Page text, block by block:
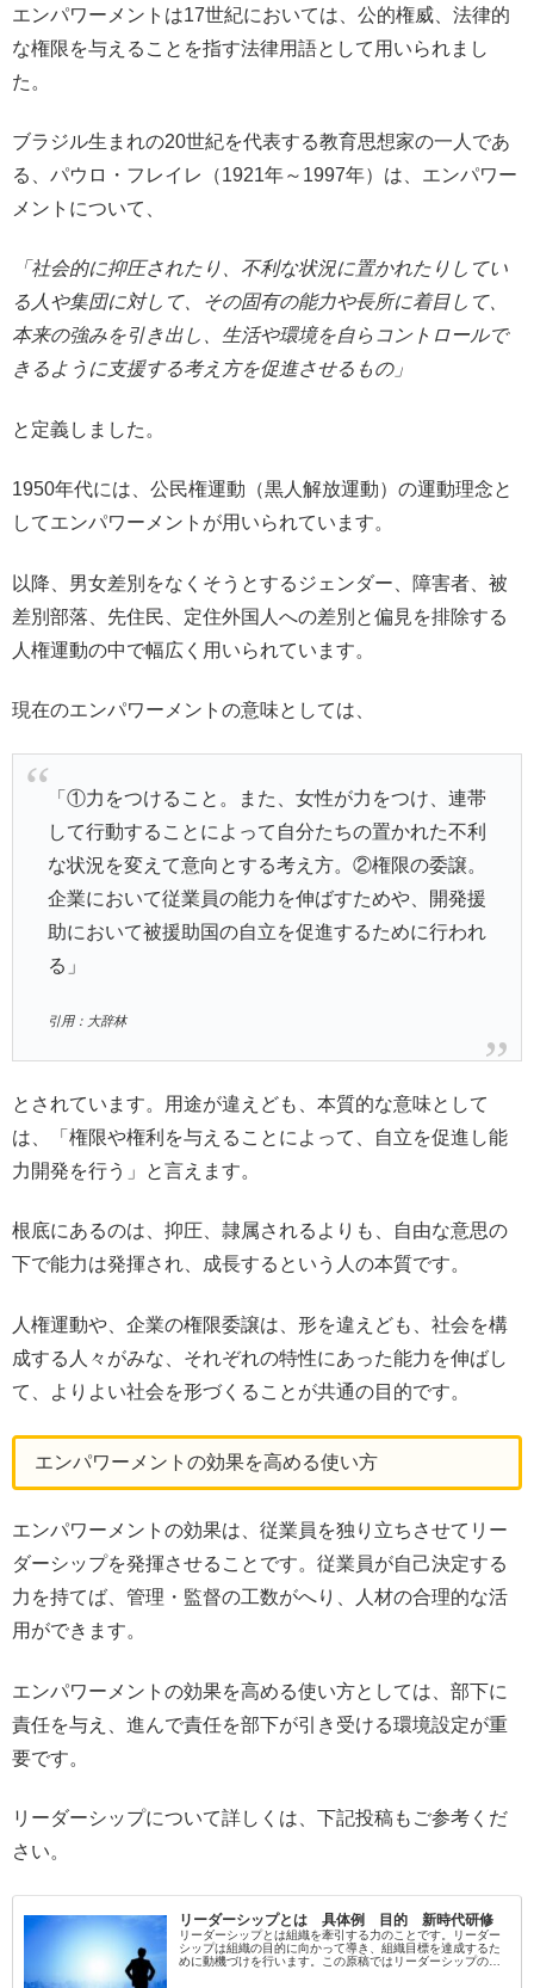
エンパワーメントは17世紀においては、公的権威、法律的
な権限を与えることを指す法律用語として用いられまし
た。
ブラジル生まれの20世紀を代表する教育思想家の一人であ
る、パウロ・フレイレ（1921年～1997年）は、エンパワー
メントについて、
「社会的に抑圧されたり、不利な状況に置かれたりしてい
る人や集団に対して、その固有の能力や長所に着目して、
本来の強みを引き出し、生活や環境を自らコントロールで
きるように支援する考え方を促進させるもの」
と定義しました。
1950年代には、公民権運動（黒人解放運動）の運動理念と
してエンパワーメントが用いられています。
以降、男女差別をなくそうとするジェンダー、障害者、被
差別部落、先住民、定住外国人への差別と偏見を排除する
人権運動の中で幅広く用いられています。
現在のエンパワーメントの意味としては、
「①力をつけること。また、女性が力をつけ、連帯
して行動することによって自分たちの置かれた不利
な状況を変えて意向とする考え方。②権限の委譲。
企業において従業員の能力を伸ばすためや、開発援
助において被援助国の自立を促進するために行われ
る」
引用：大辞林
とされています。用途が違えども、本質的な意味として
は、「権限や権利を与えることによって、自立を促進し能
力開発を行う」と言えます。
根底にあるのは、抑圧、隷属されるよりも、自由な意思の
下で能力は発揮され、成長するという人の本質です。
人権運動や、企業の権限委譲は、形を違えども、社会を構
成する人々がみな、それぞれの特性にあった能力を伸ばし
て、よりよい社会を形づくることが共通の目的です。
エンパワーメントの効果を高める使い方
エンパワーメントの効果は、従業員を独り立ちさせてリー
ダーシップを発揮させることです。従業員が自己決定する
力を持てば、管理・監督の工数がへり、人材の合理的な活
用ができます。
エンパワーメントの効果を高める使い方としては、部下に
責任を与え、進んで責任を部下が引き受ける環境設定が重
要です。
リーダーシップについて詳しくは、下記投稿もご参考くだ
さい。
リーダーシップとは 具体例 目的 新時代研修
リーダーシップとは組織を牽引する力のことです。リーダー
シップは組織の目的に向かって導き、組織目標を達成するた
めに動機づけを行います。この原稿ではリーダーシップの歴